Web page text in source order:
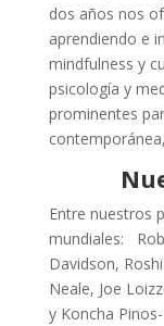
dos años nos
aprendiendo e
mindfulness y
psicología y
prominentes
Entre nuestros
mundiales:
Davidson,
Neale, Joe
y Koncha